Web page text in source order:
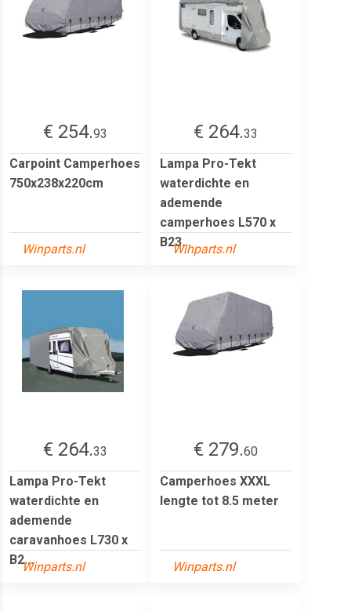
€ 254.93
Carpoint Camperhoes
750x238x220cm
Winparts.nl
€ 264.33
Lampa Pro-Tekt
waterdichte en
ademende
camperhoes L570 x
B23...
Winparts.nl
€ 264.33
Lampa Pro-Tekt
waterdichte en
ademende
caravanhoes L730 x
B2...Winparts.nl
€ 279.60
Camperhoes XXXL
lengte tot 8.5 meter
Winparts.nl